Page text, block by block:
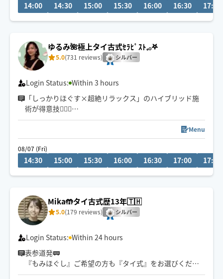
14:00 14:30 15:00 15:30 16:00 16:30 17:00
ゆるみ🌺極上タイ古式ｾﾗﾋﾟｽﾄ𓈒𓂂𖤐
5.0(731 reviews) シルバー
Login Status: Within 3 hours
「しっかりほぐす×超絶リラックス」のハイブリッド施
術が得意技✊🏻🍉
“ 気持ちいいのに効果もすごい！” をモットーに満足度💯
な施術をさせていただきます🤝🏻✨
肩＆首こり/腰痛/頭痛/不眠/だるさ/脚の疲れ
リクエスト送信後、必ずチャットをご確認ください。安
心安全なお取引を♪
Menu
08/07 (Fri)
14:30 15:00 15:30 16:00 16:30 17:00 17:30
Mika🤲タイ古式歴13年🇹🇭
5.0(179 reviews) シルバー
Login Status: Within 24 hours
表参道発🚃
『もみほぐし』ご希望の方も『タイ式』をお選びくださ
い😊